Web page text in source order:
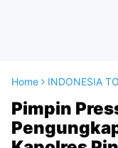
Home INDONESIA
Pimpin